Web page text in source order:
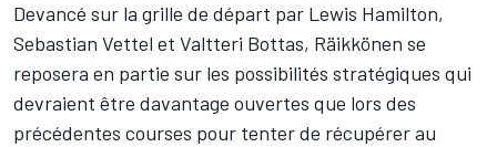
Devancé sur la grille de départ par Lewis Hamilton,
Sebastian Vettel et Valtteri Bottas, Räikkönen se
reposera en partie sur les possibilités stratégiques qui
devraient être davantage ouvertes que lors des
précédentes courses pour tenter de récupérer au